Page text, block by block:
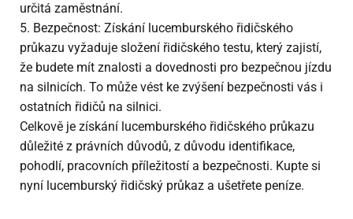
určitá zaměstnání.
5. Bezpečnost: Získání lucemburského řidičského
průkazu vyžaduje složení řidičského testu, který zajistí,
že budete mít znalosti a dovednosti pro bezpečnou jízdu
na silnicích. To může vést ke zvýšení bezpečnosti vás i
ostatních řidičů na silnici.
Celkově je získání lucemburského řidičského průkazu
důležité z právních důvodů, z důvodu identifikace,
pohodlí, pracovních příležitostí a bezpečnosti. Kupte si
nyní lucemburský řidičský průkaz a ušetřete peníze.